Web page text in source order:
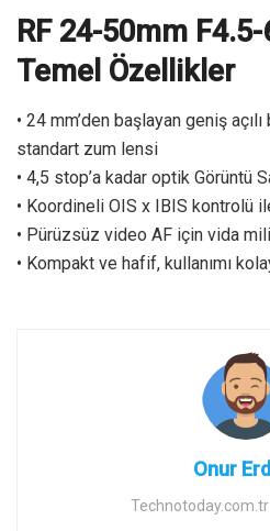
RF 24-50mm F4.5-
Temel Özellikler
• 24 mm’den başlayan geniş
standart zum lensi
• 4,5 stop’a kadar optik Görüntü
• Koordineli OIS x IBIS kontrolü
• Pürüzsüz video AF için vida
• Kompakt ve hafif, kullanımı
Onur